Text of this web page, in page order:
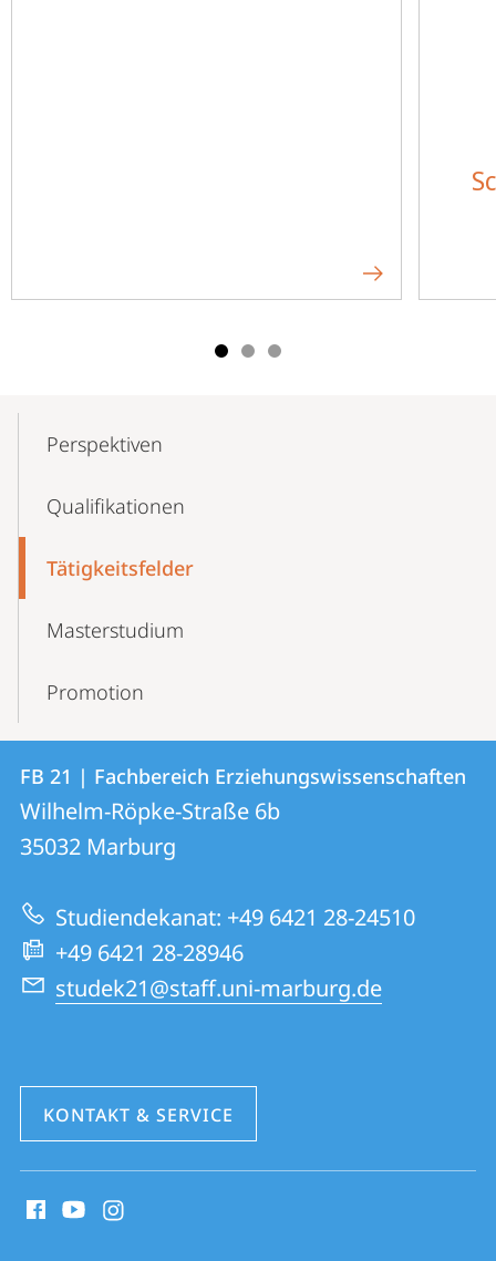
NavigationPerspektiven
Qualifikationen
Tätigkeitsfelder
Masterstudium
Promotion
Kontakt
und
Informationen
zur
Website
Kontaktinformationen
FB
21
|
Fachbereich
Erziehungswissenschaften
FB 21 | Fachbereich Erziehungswissenschaften
Wilhelm-Röpke-Straße 6b
35032 Marburg
Studiendekanat: +49 6421 28-24510
+49 6421 28-28946
studek21@staff.uni-marburg.de
KONTAKT & SERVICE
Media